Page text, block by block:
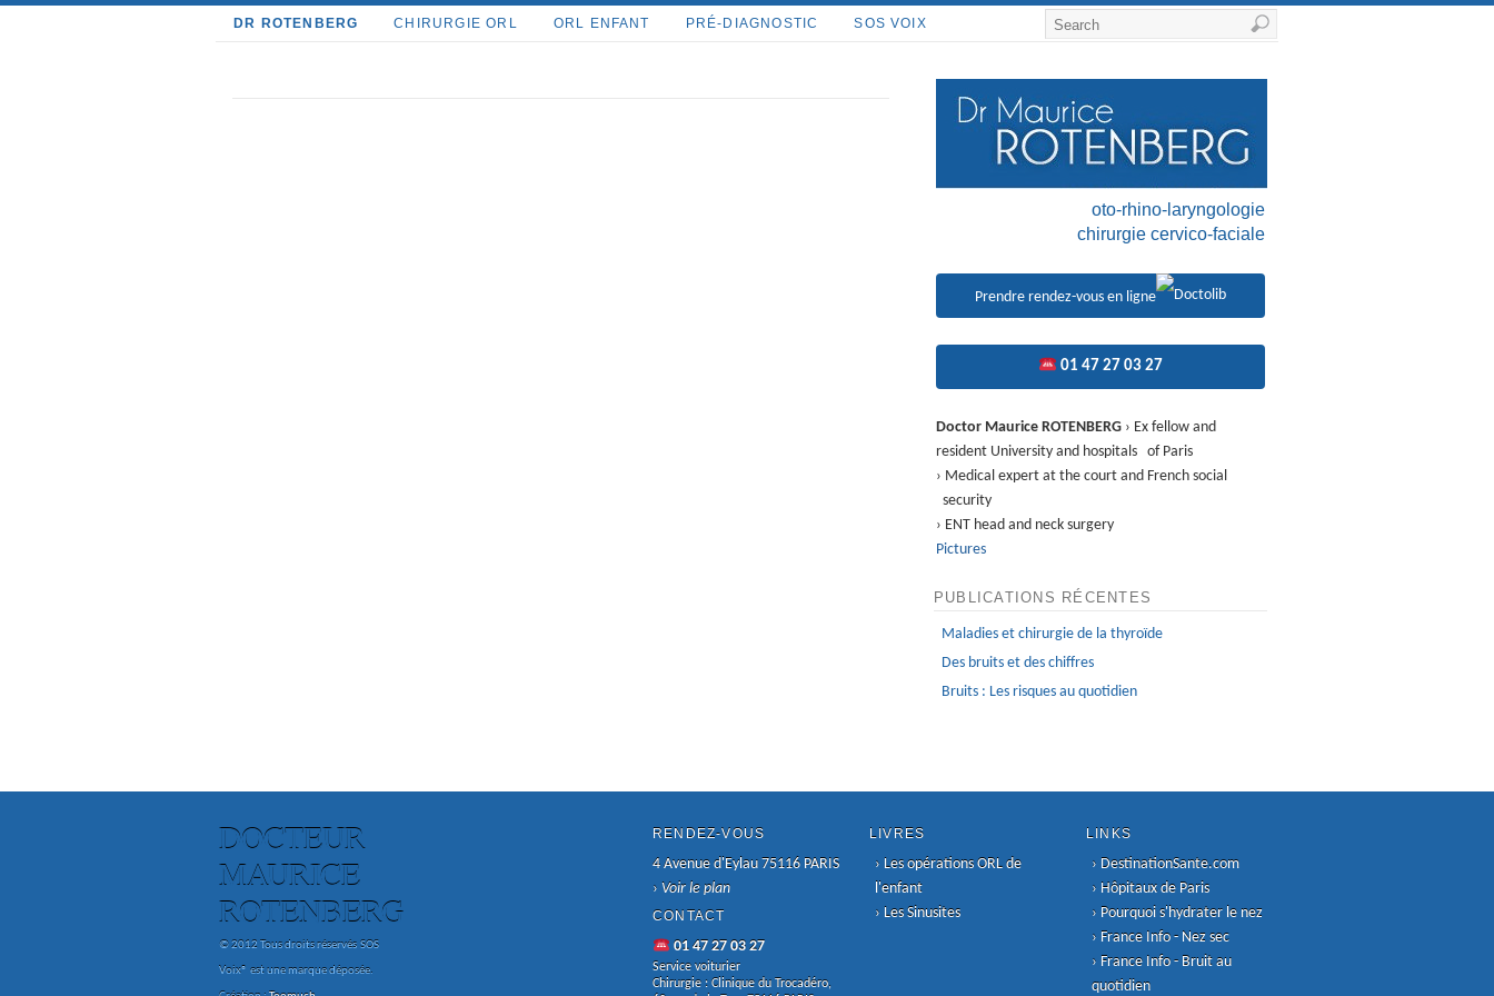
DR ROTENBERG CHIRURGIE ORL ORL ENFANT PRÉ-DIAGNOSTIC SOS VOIX
oto-rhino-laryngologie
chirurgie cervico-faciale
Prendre rendez-vous en ligne
01 47 27 03 27
Doctor Maurice ROTENBERG› Ex fellow and
resident University and hospitals of Paris
› Medical expert at the court and French social
security
› ENT head and neck surgery
Pictures
PUBLICATIONS RÉCENTES
Maladies et chirurgie de la thyroïde
Des bruits et des chiffres
Bruits : Les risques au quotidien
DOCTEUR
MAURICE
ROTENBERG
© 2012 Tous droits réservés SOS
Voix® est une marque déposée.
RENDEZ-VOUS
4 Avenue d'Eylau 75116 PARIS
› Voir le plan
CONTACT
01 47 27 03 27
Service voiturier
Chirurgie : Clinique du Trocadéro,
LIVRES
› Les opérations ORL de
l'enfant
› Les Sinusites
LINKS
› DestinationSante.com
› Hôpitaux de Paris
› Pourquoi s'hydrater le nez
› France Info - Nez sec
› France Info - Bruit au
quotidien